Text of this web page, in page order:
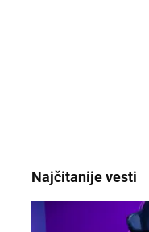
Najčitanije vesti